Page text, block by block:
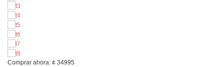
Comprar ahora: ¢ 34995